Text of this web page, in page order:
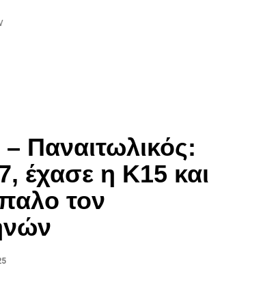
Παναιτωλικός:
έχασε η Κ15 και
τον